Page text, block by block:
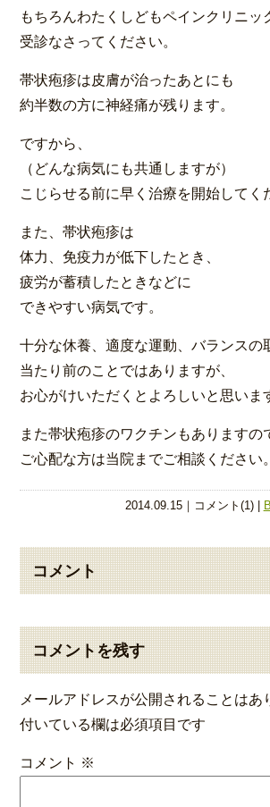
もちろんわたくしどもペインクリニッ
受診なさってください。
帯状疱疹は皮膚が治ったあとにも
約半数の方に神経痛が残ります。
ですから、
（どんな病気にも共通しますが）
こじらせる前に早く治療を開始してく
また、帯状疱疹は
体力、免疫力が低下したとき、
疲労が蓄積したときなどに
できやすい病気です。
十分な休養、適度な運動、バランスの
当たり前のことではありますが、
お心がけいただくとよろしいと思いま
また帯状疱疹のワクチンもありますの
ご心配な方は当院までご相談ください。
2014.09.15｜コメント(1) |
コメント
コメントを残す
メールアドレスが公開されることはあ
付いている欄は必須項目です
コメント ※